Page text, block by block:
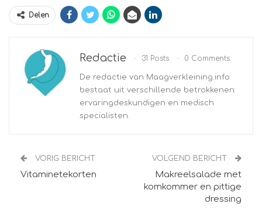
Delen
Redactie 31 Posts 0 Comments
De redactie van Maagverkleining.info
bestaat uit verschillende betrokkenen:
ervaringdeskundigen en medisch
specialisten.
VORIG BERICHT
Vitaminetekorten
VOLGEND BERICHT
Makreelsalade met
komkommer en pittige
dressing